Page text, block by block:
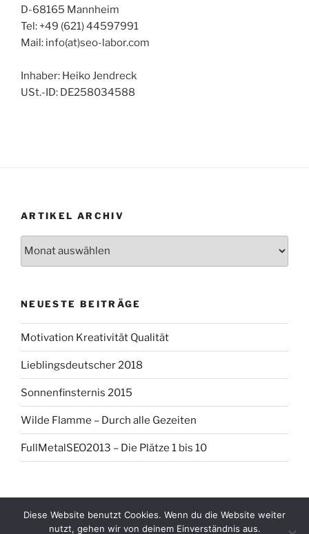
D-68165 Mannheim
Tel: +49 (621) 44597991
Mail: info(at)seo-labor.com
Inhaber: Heiko Jendreck
USt.-ID: DE258034588
ARTIKEL ARCHIV
NEUESTE BEITRÄGE
Motivation Kreativität Qualität
Lieblingsdeutscher 2018
Sonnenfinsternis 2015
Wilde Flamme – Durch alle Gezeiten
FullMetalSEO2013 – Die Plätze 1 bis 10
Datenschutzerklärung
Mit Stolz präsentiert von
Diese Website benutzt Cookies. Wenn du die Website weiter
nutzt, gehen wir von deinem Einverständnis aus.